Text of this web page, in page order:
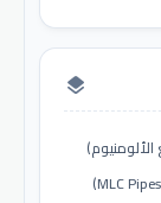
layers